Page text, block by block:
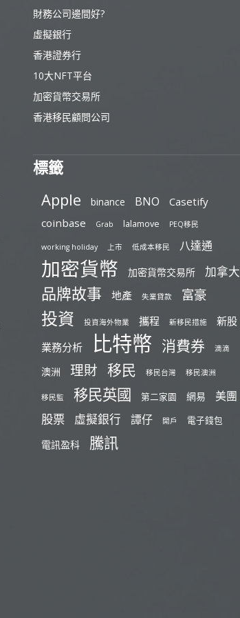
財務公司邊間好?
虛擬銀行
香港證券行
10大NFT平台
加密貨幣交易所
香港移民顧問公司
標籤
Apple binance BNO
Casetify
coinbase
Grab lalamove PEQ移民
working holiday 上市 低成本移民 八達通
加密貨幣 加密貨幣交易所 加拿大
品牌故事 地產 失業貸款 富豪
投資 投資海外物業 攜程 新移民措施
新股
業務分析
比特幣 消費券 滴滴
澳洲 理財 移民 移民台灣 移民澳洲
移民監 移民英國 第二家園 網易 美團
股票 虛擬銀行 譚仔 開戶 電子錢包
電訊盈科 騰訊